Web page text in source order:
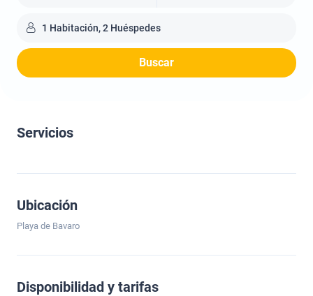
1 Habitación, 2 Huéspedes
Buscar
Servicios
Ubicación
Playa de Bavaro
Disponibilidad y tarifas